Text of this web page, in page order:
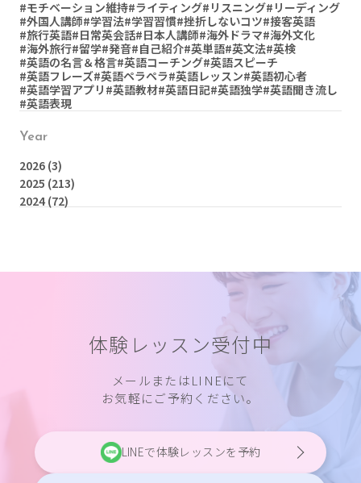
#モチベーション維持#ライティング#リスニング#リーディング
#外国人講師#学習法#学習習慣#挫折しないコツ#接客英語
#旅行英語#日常英会話#日本人講師#海外ドラマ#海外文化
#海外旅行#留学#発音#自己紹介#英単語#英文法#英検
#英語の名言＆格言#英語コーチング#英語スピーチ
#英語フレーズ#英語ペラペラ#英語レッスン#英語初心者
#英語学習アプリ #英語教材#英語日記#英語独学#英語聞き流し
#英語表現
Year
2026 (3)
2025 (213)
2024(72)
体験レッスン受付中
メールまたはLINEにて
お気軽にご予約ください。
LINEで体験レッスンを予約